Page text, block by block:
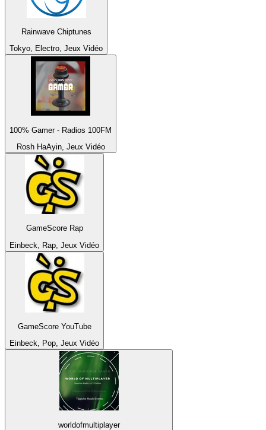
Rainwave Chiptunes
Tokyo, Electro, Jeux Vidéo
100% Gamer - Radios 100FM
Rosh HaAyin, Jeux Vidéo
GameScore Rap
Einbeck, Rap, Jeux Vidéo
GameScore YouTube
Einbeck, Pop, Jeux Vidéo
worldofmultiplayer